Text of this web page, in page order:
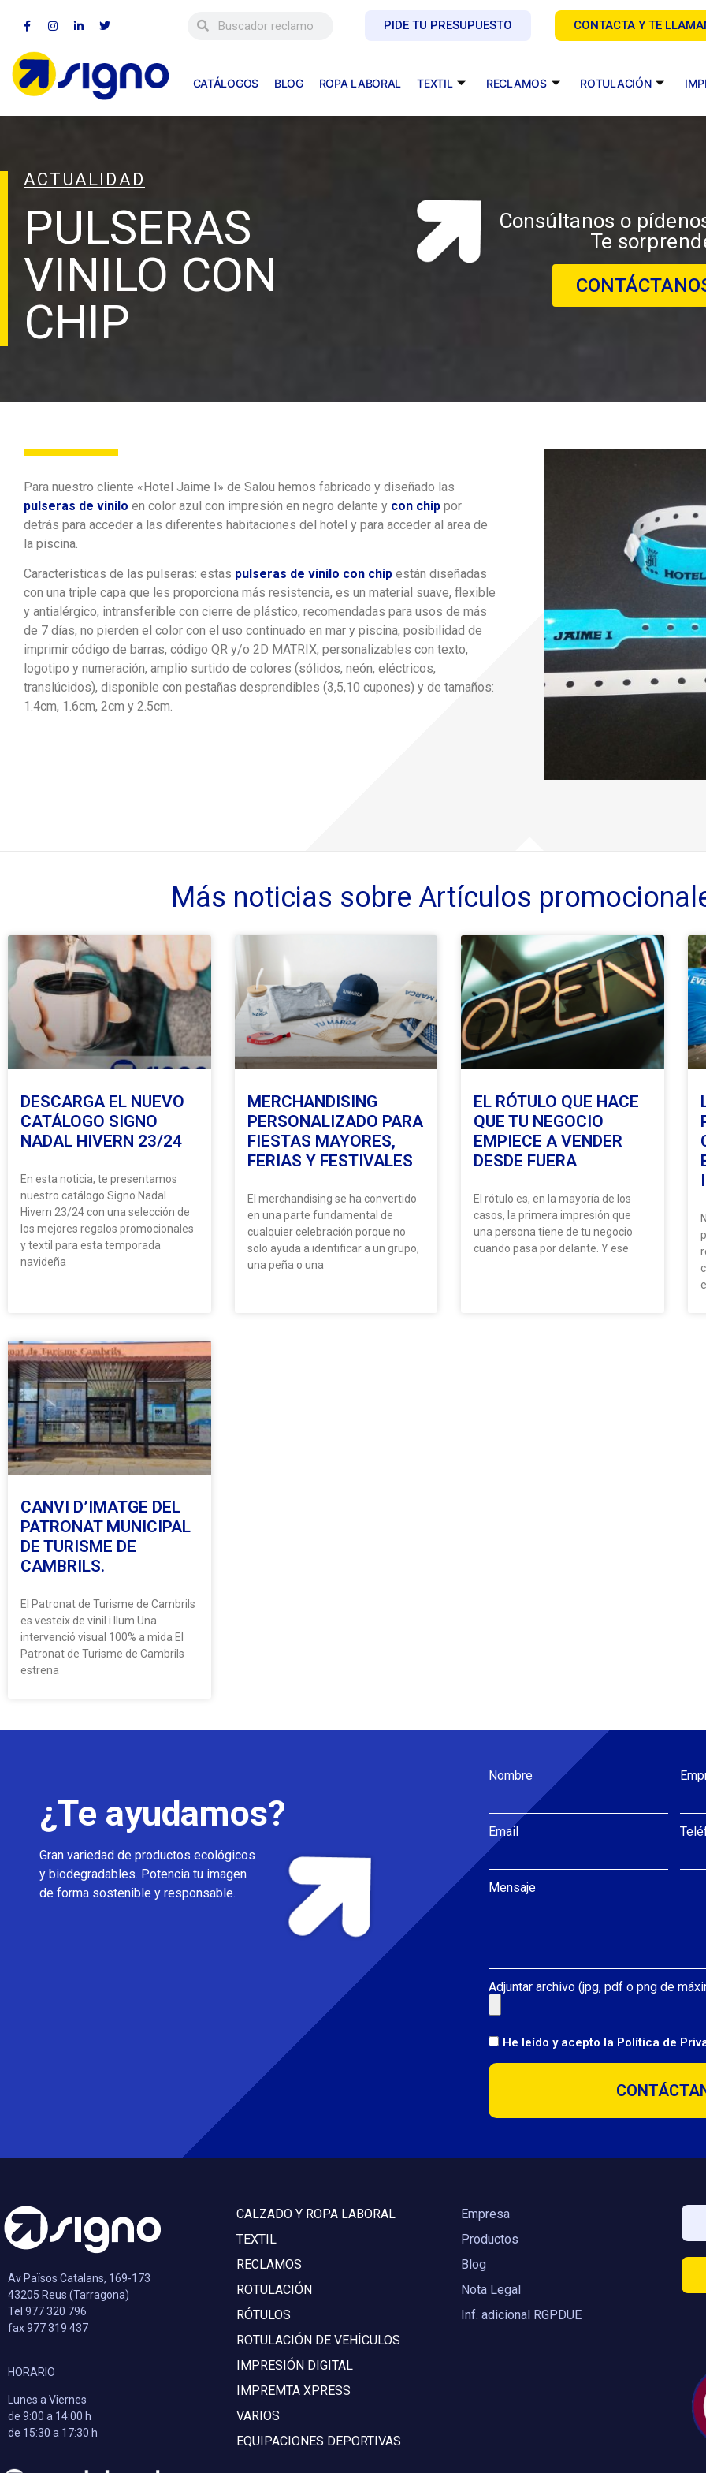
PIDE TU PRESUPUESTO CONTACTA Y TE
CATÁLOGOS BLOG ROPA LABORAL TEXTIL RECLAMOS ROTULACIÓN
ACTUALIDAD
PULSERAS
VINILO CON
CHIP
Consúltanos o
Te
Para nuestro cliente «Hotel Jaime I» de Salou hemos fabricado y diseñado las
pulseras de vinilo en color azul con impresión en negro delante y con chip por
detrás para acceder a las diferentes habitaciones del hotel y para acceder al area de
la piscina.
Características de las pulseras: estas pulseras de vinilo con chip están diseñadas
con una triple capa que les proporciona más resistencia, es un material suave, flexible
y antialérgico, intransferible con cierre de plástico, recomendadas para usos de más
de 7 días, no pierden el color con el uso continuado en mar y piscina, posibilidad de
imprimir código de barras, código QR y/o 2D MATRIX, personalizables con texto,
logotipo y numeración, amplio surtido de colores (sólidos, neón, eléctricos,
translúcidos), disponible con pestañas desprendibles (3,5,10 cupones) y de tamaños:
1.4cm, 1.6cm, 2cm y 2.5cm.
Más noticias sobre Artículos
DESCARGA EL NUEVO
CATÁLOGO SIGNO
NADAL HIVERN 23/24
En esta noticia, te presentamos
nuestro catálogo Signo Nadal
Hivern 23/24 con una selección de
los mejores regalos promocionales
y textil para esta temporada
navideña
MERCHANDISING
PERSONALIZADO PARA
FIESTAS MAYORES,
FERIAS Y FESTIVALES
El merchandising se ha convertido
en una parte fundamental de
cualquier celebración porque no
solo ayuda a identificar a un grupo,
una peña o una
EL RÓTULO QUE HACE
QUE TU NEGOCIO
EMPIECE A VENDER
DESDE FUERA
El rótulo es, en la mayoría de los
casos, la primera impresión que
una persona tiene de tu negocio
cuando pasa por delante. Y ese
CANVI D’IMATGE DEL
PATRONAT MUNICIPAL
DE TURISME DE
CAMBRILS.
El Patronat de Turisme de Cambrils
es vesteix de vinil i llum Una
intervenció visual 100% a mida El
Patronat de Turisme de Cambrils
estrena
¿Te ayudamos?
Gran variedad de productos ecológicos
y biodegradables. Potencia tu imagen
de forma sostenible y responsable.
Nombre
Email
Mensaje
Adjuntar archivo (jpg, pdf o png de
He leído y acepto la Política de
Av Països Catalans, 169-173
43205 Reus (Tarragona)
Tel 977 320 796
fax 977 319 437
HORARIO
Lunes a Viernes
de 9:00 a 14:00 h
de 15:30 a 17:30 h
CALZADO Y ROPA LABORAL
TEXTIL
RECLAMOS
ROTULACIÓN
RÓTULOS
ROTULACIÓN DE VEHÍCULOS
IMPRESIÓN DIGITAL
IMPREMTA XPRESS
VARIOS
EQUIPACIONES DEPORTIVAS
Empresa
Productos
Blog
Nota Legal
Inf. adicional RGPDUE